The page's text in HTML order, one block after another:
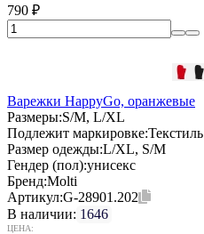
790 ₽
Варежки HappyGo, оранжевые
Размеры:S/M, L/XL
Подлежит маркировке:Текстиль
Размер одежды:L/XL, S/M
Гендер (пол):унисекс
Бренд:Molti
Артикул:G-28901.202
В наличии: 1646
ЦЕНА: